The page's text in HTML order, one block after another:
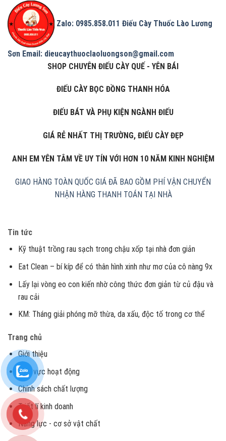
Zalo: 0985.858.011 Điếu Cày Thuốc Lào Lương
Sơn Email: dieucaythuoclaoluongson@gmail.com
SHOP CHUYÊN ĐIẾU CÀY QUẾ - YÊN BÁI
ĐIẾU CÀY BỌC ĐỒNG THANH HÓA
ĐIẾU BÁT VÀ PHỤ KIỆN NGÀNH ĐIẾU
GIÁ RẺ NHẤT THỊ TRƯỜNG, ĐIẾU CÀY ĐẸP
ANH EM YÊN TÂM VỀ UY TÍN VỚI HƠN 10 NĂM KINH NGHIỆM
GIAO HÀNG TOÀN QUỐC GIÁ ĐÃ BAO GỒM PHÍ VẬN CHUYỂN
NHẬN HÀNG THANH TOÁN TẠI NHÀ
Tin tức
Kỹ thuật trồng rau sạch trong chậu xốp tại nhà đơn giản
Eat Clean – bí kíp để có thân hình xinh như mơ của cô nàng 9x
Lấy lại vòng eo con kiến nhờ công thức đơn giản từ củ đậu và
rau cải
KM: Tháng giải phóng mỡ thừa, da xấu, độc tố trong cơ thể
Trang chủ
Giới thiệu
Lĩnh vực hoạt động
Chính sách chất lượng
Triết lí kinh doanh
Năng lực - cơ sở vật chất